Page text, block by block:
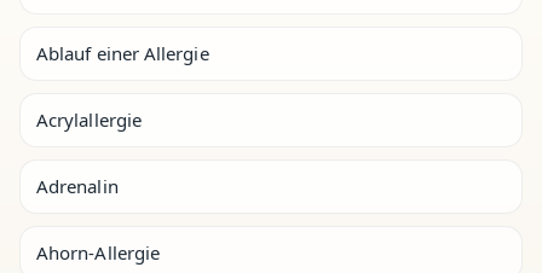
Ablauf einer Allergie
Acrylallergie
Adrenalin
Ahorn-Allergie